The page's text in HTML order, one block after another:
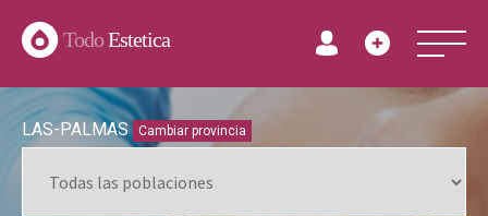
TodoEstetica
LAS-PALMAS Cambiar provincia